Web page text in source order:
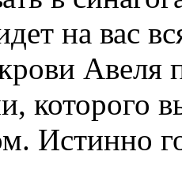
на вас
Авеля
которого
Истинно